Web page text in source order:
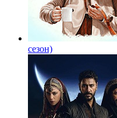
сезон)